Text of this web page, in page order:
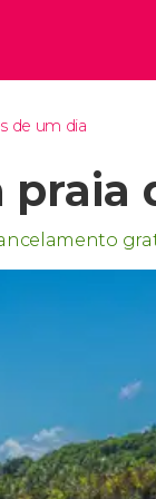
Reino
Turquia
de um dia
praia